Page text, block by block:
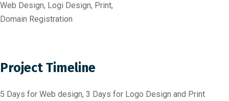
Web Design, Logi Design, Print,
Domain Registration
Project Timeline
5 Days for Web design, 3 Days for Logo Design and Print